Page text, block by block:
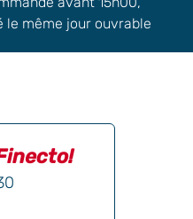
le même jour ouvrable